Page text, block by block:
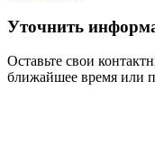
Уточнить
Оставьте свои
ближайшее время или